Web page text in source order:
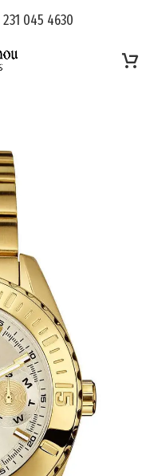
231 045 4630